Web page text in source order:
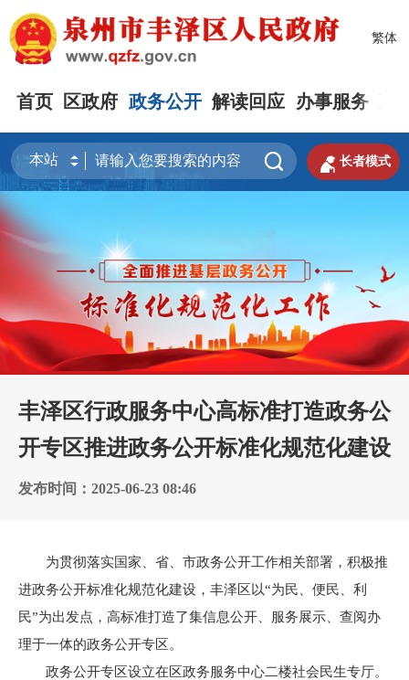
繁体
首页 区政府 政务公开 解读回应 办事服务
  长者模式
丰泽区行政服务中心高标准打造政务公
开专区推进政务公开标准化规范化建设
发布时间：2025-06-23 08:46
为贯彻落实国家、省、市政务公开工作相关部署，积极推
进政务公开标准化规范化建设，丰泽区以“为民、便民、利
民”为出发点，高标准打造了集信息公开、服务展示、查阅办
理于一体的政务公开专区。
政务公开专区设立在区政务服务中心二楼社会民生专厅。